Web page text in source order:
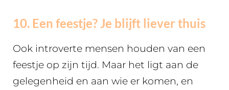
10. Een feestje? Je blijft liever thuis
Ook introverte mensen houden van een
feestje op zijn tijd. Maar het ligt aan de
gelegenheid en aan wie er komen, en